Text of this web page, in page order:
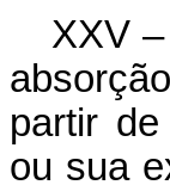
XXV
partir
ou sua